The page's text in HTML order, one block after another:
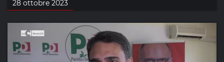
28 ottobre 2023